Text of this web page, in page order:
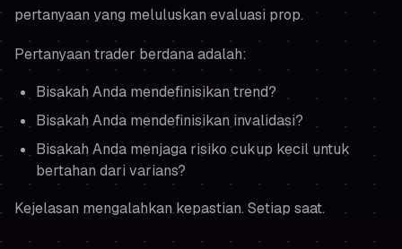
pertanyaan yang meluluskan evaluasi prop.
Pertanyaan trader berdana adalah:
Bisakah Anda mendefinisikan trend?
Bisakah Anda mendefinisikan invalidasi?
Bisakah Anda menjaga risiko cukup kecil untuk
bertahan dari varians?
Kejelasan mengalahkan kepastian. Setiap saat.